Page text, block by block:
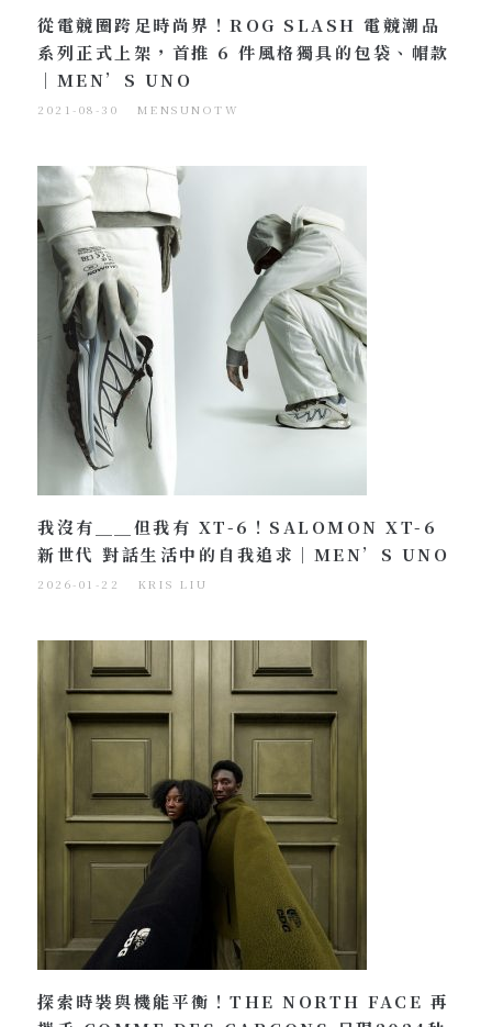
從電競圈跨足時尚界！ROG SLASH 電競潮品
系列正式上架，首推 6 件風格獨具的包袋、帽款
｜MEN’S UNO
2021-08-30 MENSUNOTW
我沒有＿＿但我有 XT-6！SALOMON XT-6
新世代 對話生活中的自我追求｜MEN’S UNO
2026-01-22 KRIS LIU
探索時裝與機能平衡！THE NORTH FACE 再